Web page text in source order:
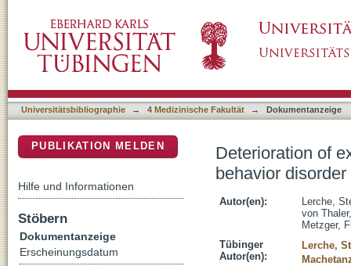
Universitätsbibliographie → 4 Medizinische Fakultät → Dokumentanzeige
Deterioration of
behavior
Autor(en):
Lerche,
von
Metzger,
Tübinger
Autor(en):
Lerche,
PUBLIKATION MELDEN
Hilfe und Informationen
Stöbern
Dokumentanzeige
Erscheinungsdatum